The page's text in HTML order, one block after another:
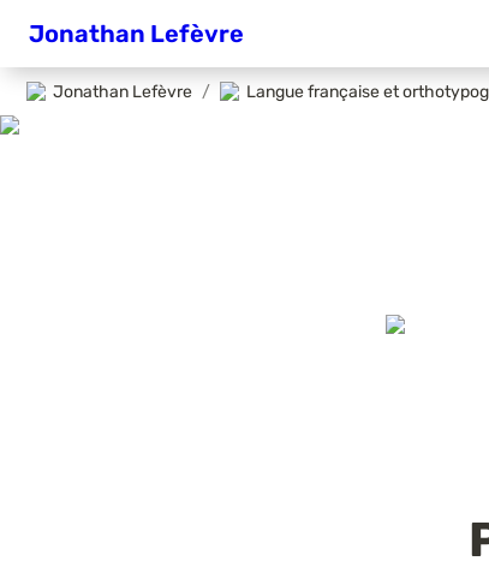
Jonathan Lefèvre
Jonathan Lefèvre / Langue française et